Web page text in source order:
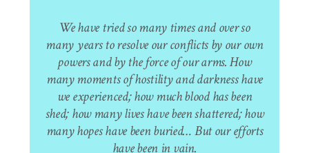
We have tried so many times and over so
many years to resolve our conflicts by our own
powers and by the force of our arms. How
many moments of hostility and darkness have
we experienced; how much blood has been
shed; how many lives have been shattered; how
many hopes have been buried… But our efforts
have been in vain.